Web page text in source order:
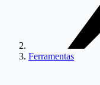
Ferramentas